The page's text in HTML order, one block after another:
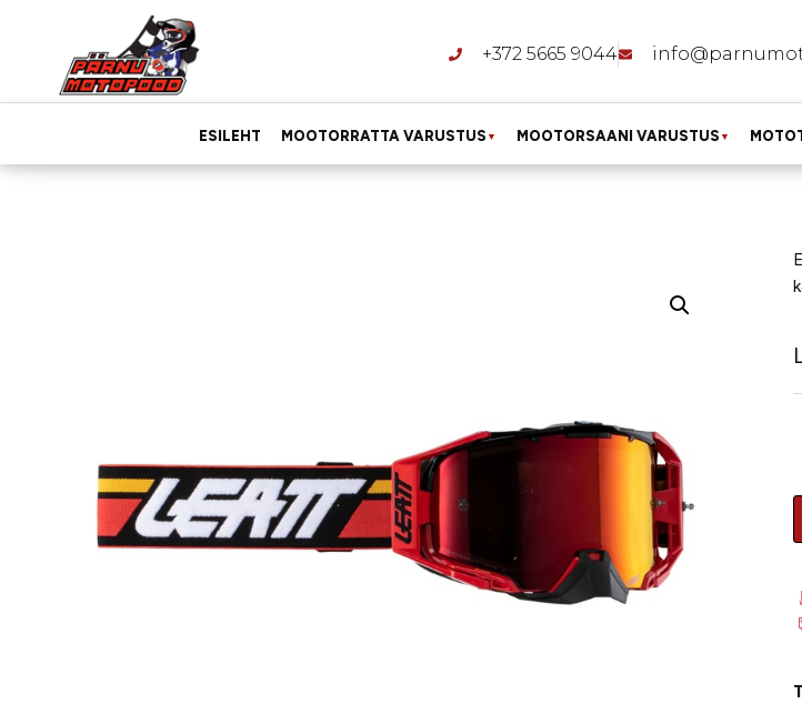
+372 5665 9044
ESILEHT MOOTORRATTA VARUSTUS ▼ MOOTORSAANI VARUSTUS ▼